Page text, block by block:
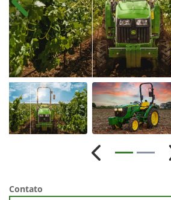
Anterior
Anterior
Contato